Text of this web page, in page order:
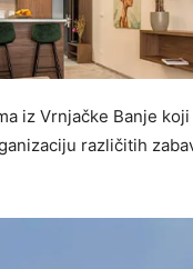
iz Vrnjačke Banje
različitih